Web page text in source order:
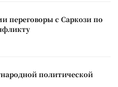
переговоры с Саркози по
политической